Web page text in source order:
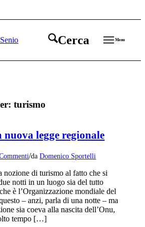
Cerca Menu
turismo
legge regionale
/daDomenico Sportelli
nozione di turismo al fatto che si
notti in un luogo sia del tutto
è l’Organizzazione mondiale del
– anzi, parla di una notte – ma
sia coeva alla nascita dell’Onu,
tempo […]